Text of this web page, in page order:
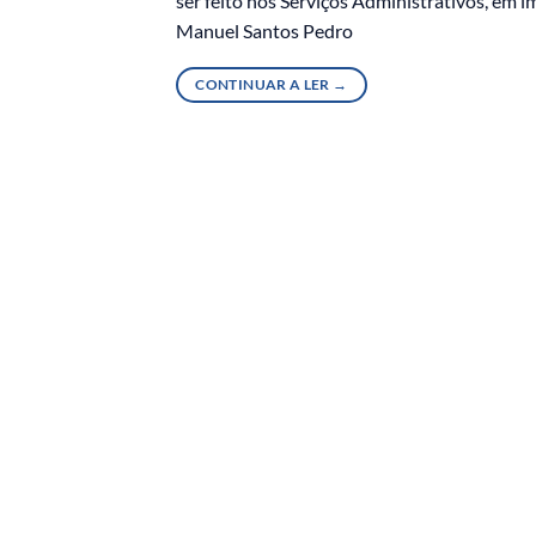
Manuel Santos Pedro
CONTINUAR A LER →